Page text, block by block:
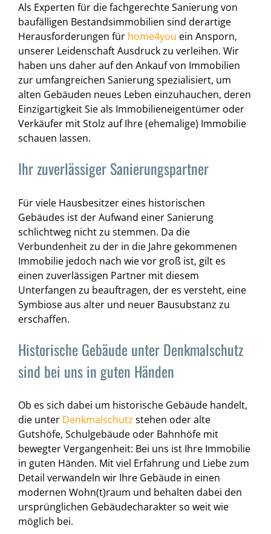
Als Experten für die fachgerechte Sanierung von
baufälligen Bestandsimmobilien sind derartige
Herausforderungen für home4you ein Ansporn,
unserer Leidenschaft Ausdruck zu verleihen. Wir
haben uns daher auf den Ankauf von Immobilien
zur umfangreichen Sanierung spezialisiert, um
alten Gebäuden neues Leben einzuhauchen, deren
Einzigartigkeit Sie als Immobilieneigentümer oder
Verkäufer mit Stolz auf Ihre (ehemalige) Immobilie
schauen lassen.
Ihr zuverlässiger Sanierungspartner
Für viele Hausbesitzer eines historischen
Gebäudes ist der Aufwand einer Sanierung
schlichtweg nicht zu stemmen. Da die
Verbundenheit zu der in die Jahre gekommenen
Immobilie jedoch nach wie vor groß ist, gilt es
einen zuverlässigen Partner mit diesem
Unterfangen zu beauftragen, der es versteht, eine
Symbiose aus alter und neuer Bausubstanz zu
erschaffen.
Historische Gebäude unter Denkmalschutz
sind bei uns in guten Händen
Ob es sich dabei um historische Gebäude handelt,
die unter Denkmalschutz stehen oder alte
Gutshöfe, Schulgebäude oder Bahnhöfe mit
bewegter Vergangenheit: Bei uns ist Ihre Immobilie
in guten Händen. Mit viel Erfahrung und Liebe zum
Detail verwandeln wir Ihre Gebäude in einen
modernen Wohn(t)raum und behalten dabei den
ursprünglichen Gebäudecharakter so weit wie
möglich bei.